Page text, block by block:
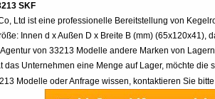
SKF
Ltd ist eine professionelle Bereitstellung von
Innen d x Außen D x Breite B (mm) (65x120x41),
von 33213 Modelle andere Marken von
das Unternehmen eine Menge auf Lager, möchte die
Modelle oder Anfrage wissen, kontaktieren Sie